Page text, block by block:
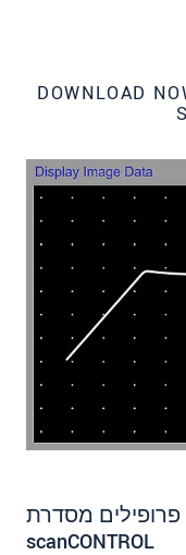
DOWNLOAD
פרופילים מסדרת
scanCONTROL